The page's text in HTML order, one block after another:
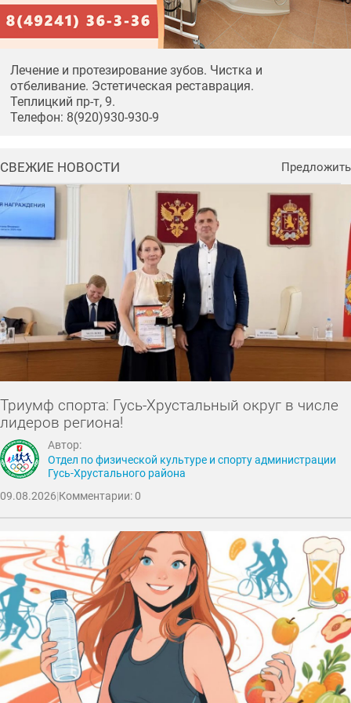
Лечение и протезирование зубов. Чистка и
отбеливание. Эстетическая реставрация.
Теплицкий пр-т, 9.
Телефон: 8(920)930-930-9
СВЕЖИЕ НОВОСТИ Предложить
Триумф спорта: Гусь-Хрустальный округ в числе
лидеров региона!
Автор:
Отдел по физической культуре и спорту администрации
Гусь-Хрустального района
09.08.2026|Комментарии: 0